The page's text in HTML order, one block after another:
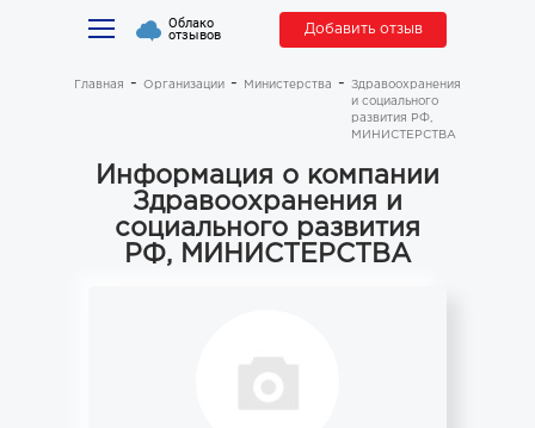
Облако
отзывов Добавить отзыв
Главная Организации Министерства
Здравоохранения
и социального
развития РФ,
МИНИСТЕРСТВА
Информация о компании
Здравоохранения и
социального развития
РФ, МИНИСТЕРСТВА